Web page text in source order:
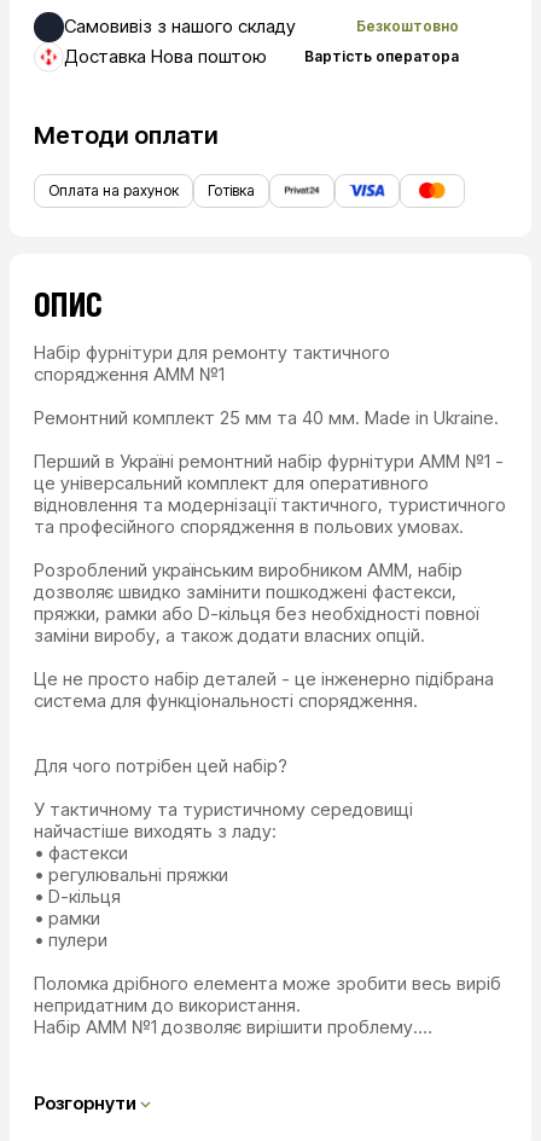
Самовивіз з нашого складу Безкоштовно
Доставка Нова поштою Вартість оператора
Методи оплати
Оплата на рахунок Готівка
ОПИС
Набір фурнітури для ремонту тактичного
спорядження AMM №1
Ремонтний комплект 25 мм та 40 мм. Made in Ukraine.
Перший в Україні ремонтний набір фурнітури AMM №1 -
це універсальний комплект для оперативного
відновлення та модернізації тактичного, туристичного
та професійного спорядження в польових умовах.
Розроблений українським виробником AMM, набір
дозволяє швидко замінити пошкоджені фастекси,
пряжки, рамки або D-кільця без необхідності повної
заміни виробу, а також додати власних опцій.
Це не просто набір деталей - це інженерно підібрана
система для функціональності спорядження.
Для чого потрібен цей набір?
У тактичному та туристичному середовищі
найчастіше виходять з ладу:
• фастекси
• регулювальні пряжки
• D-кільця
• рамки
• пулери
Поломка дрібного елемента може зробити весь виріб
непридатним до використання.
Набір AMM №1 дозволяє вирішити проблему.…
Розгорнути